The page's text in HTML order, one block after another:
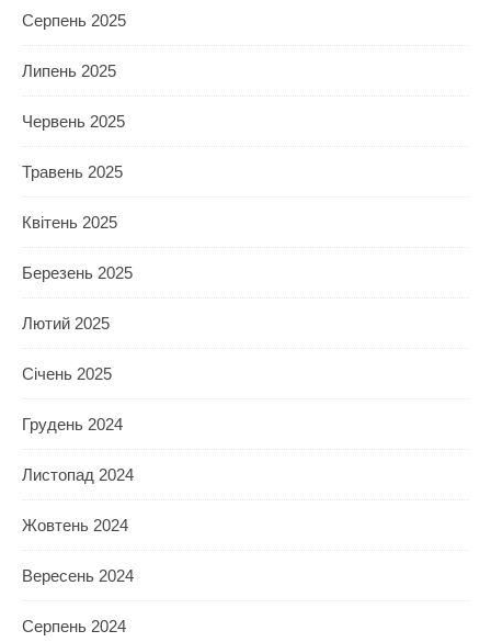
Серпень 2025
Липень 2025
Червень 2025
Травень 2025
Квітень 2025
Березень 2025
Лютий 2025
Січень 2025
Грудень 2024
Листопад 2024
Жовтень 2024
Вересень 2024
Серпень 2024